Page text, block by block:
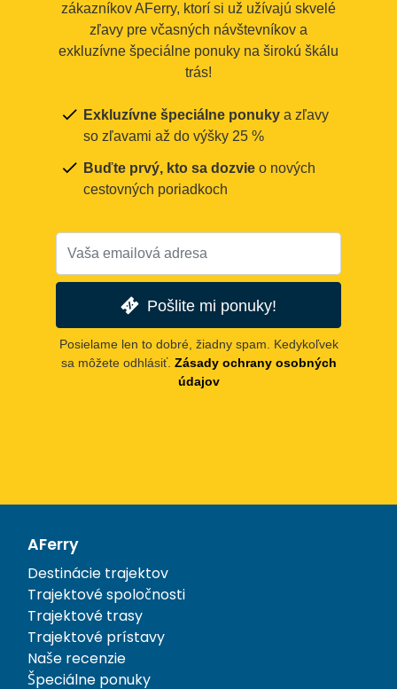
zákazníkov AFerry, ktorí si už užívajú skvelé
zľavy pre včasných návštevníkov a
exkluzívne špeciálne ponuky na širokú škálu
trás!
Exkluzívne špeciálne ponuky a zľavy
so zľavami až do výšky 25 %
Buďte prvý, kto sa dozvie o nových
cestovných poriadkoch
Pošlite mi ponuky!
Posielame len to dobré, žiadny spam. Kedykoľvek
sa môžete odhlásiť. Zásady ochrany osobných
údajov
AFerry
Destinácie trajektov
Trajektové spoločnosti
Trajektové trasy
Trajektové prístavy
Naše recenzie
Špeciálne ponuky